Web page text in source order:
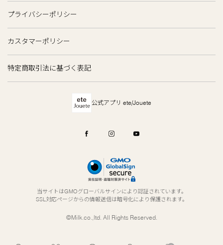
プライバシーポリシー
カスタマーポリシー
特定商取引法に基づく表記
公式アプリ ete/Jouete
当サイトはGMOグローバルサインにより認証されています。
SSL対応ページからの情報送信は暗号化により保護されます。
©Milk.co.,ltd. All Rights Reserved.